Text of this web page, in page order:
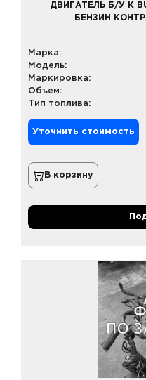
ДВИГАТЕЛЬ Б/У К
БЕНЗИН
Марка:
Модель:
Маркировка:
Объем:
Тип топлива:
Уточнить стоимость
В корзину